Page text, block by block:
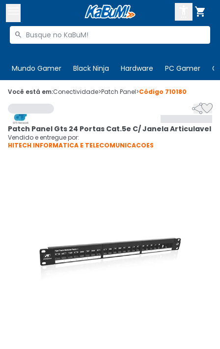

Buscar produtos

Mundo Gamer Black Ninja Hardware PC Gamer
 Olá. Acesse sua conta
 Departamentos
Cupons
CADASTRE-SE
Você está em:Conectividade>Patch Panel>Código 710180

Patch Panel Gts 24 Portas Cat.5e C/ Janela Articulavel
Vendido e entregue por:
HITECH INFORMATICA E TELECOMUNICACOES